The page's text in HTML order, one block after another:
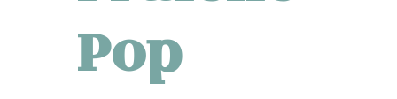
Pop